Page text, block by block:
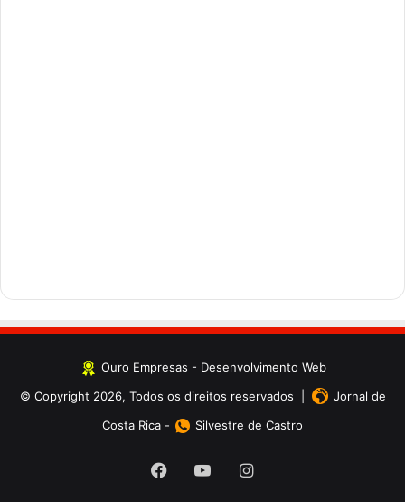
Ouro Empresas - Desenvolvimento Web
© Copyright 2026, Todos os direitos reservados |
Jornal de
Costa Rica - Silvestre de Castro
Facebook
YouTubeInstagram